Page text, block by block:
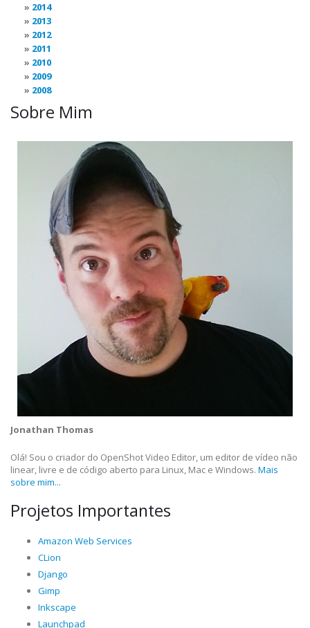
2014
2013
2012
2011
2010
2009
2008
Sobre Mim
Jonathan Thomas
Olá! Sou o criador do OpenShot Video Editor, um editor de vídeo não
linear, livre e de código aberto para Linux, Mac e Windows. Mais
sobre mim...
Projetos Importantes
Amazon Web Services
CLion
Django
Gimp
Inkscape
Launchpad